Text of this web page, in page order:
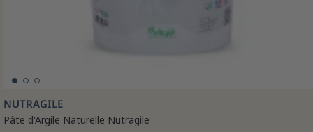
NUTRAGILE
Pâte d'Argile Naturelle Nutragile